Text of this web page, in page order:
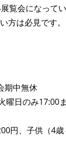
覧会になって
方は必見です
期中無休
日のみ17:00
円、子供（4